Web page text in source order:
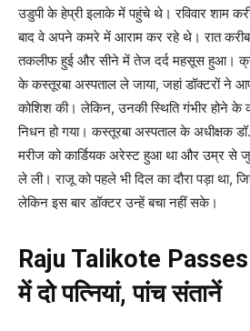
उडुपी के हेप्री इलाके में पहुंचे थे। रविवार शाम
बाद वे अपने कमरे में आराम कर रहे थे। रात
तकलीफ हुई और सीने में तेज दर्द महसूस हुआ।
के कस्तूरबा अस्पताल ले जाया, जहां डॉक्टरों ने
कोशिश की। लेकिन, उनकी स्थिति गंभीर होने के
निधन हो गया। कस्तूरबा अस्पताल के अधीक्षक
मरीज को कार्डियक अरेस्ट हुआ था और उम्र से
ले ली। राजू को पहले भी दिल का दौरा पड़ा था,
लेकिन इस बार डॉक्टर उन्हें बचा नहीं सके।
Raju Talikote Passes
में दो पत्नियां, पांच संतानें